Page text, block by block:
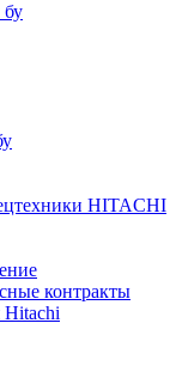
бу
HITACHI
контракты
Hitachi